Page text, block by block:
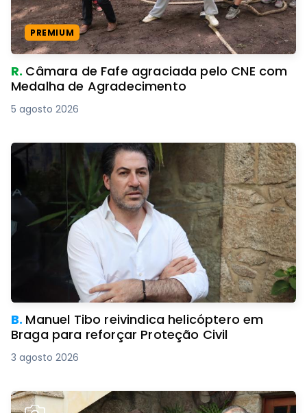
PREMIUM
R. Câmara de Fafe agraciada pelo CNE com
Medalha de Agradecimento
5 agosto 2026
B. Manuel Tibo reivindica helicóptero em
Braga para reforçar Proteção Civil
3 agosto 2026